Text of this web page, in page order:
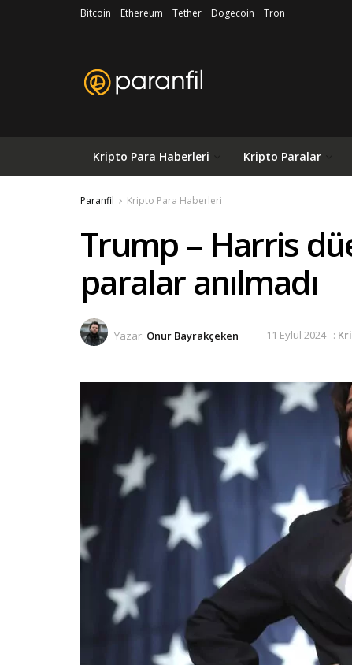
Bitcoin Ethereum Tether Dogecoin Tron
Kripto Para Haberleri Kripto Paralar
Paranfil Kripto Para Haberleri
Trump – Harris
paralar anılmadı
Yazar: Onur Bayrakçeken 11 Eylül 2024 :